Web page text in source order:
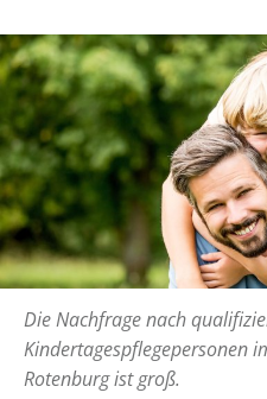
Die Nachfrage nach
Kindertagespflegepersonen
Rotenburg ist groß.